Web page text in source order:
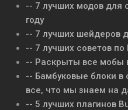
-- 7 лучших модов для
году
-- 7 лучших шейдеров
-- 7 лучших советов
-- Раскрыты все мобы
-- Бамбуковые блоки
все, что мы знаем на
-- 5 лучших плагинов